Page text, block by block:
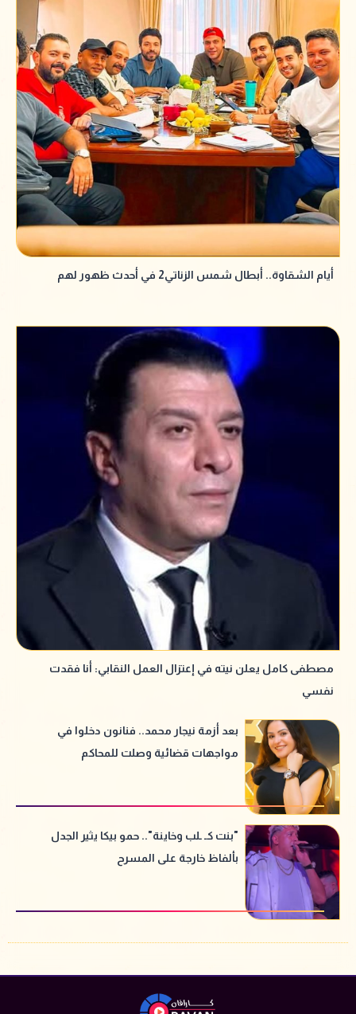
أيام الشقاوة.. أبطال شمس الزناتي2 في أحدث ظهور لهم
مصطفى كامل يعلن نيته في إعتزال العمل النقابي: أنا فقدت
نفسي
بعد أزمة نيجار محمد.. فنانون دخلوا في
مواجهات قضائية وصلت للمحاكم
"بنت كـ ـلب وخاينة".. حمو بيكا يثير الجدل
بألفاظ خارجة على المسرح